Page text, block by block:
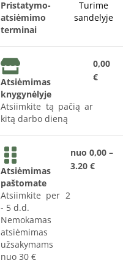
Pristatymo-
atsiėmimo
terminai
Turime
sandelyje
Atsiėmimas
knygynėlyje
Atsiimkite tą pačią ar
kitą darbo dieną
0,00
€
Atsiėmimas
paštomate
Atsiimkite per 2
- 5 d.d.
Nemokamas
atsiėmimas
užsakymams
nuo 30 €
nuo 0,00 –
3.20 €